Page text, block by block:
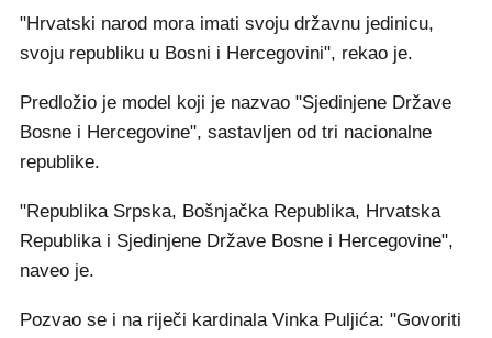
"Hrvatski narod mora imati svoju državnu jedinicu,
svoju republiku u Bosni i Hercegovini", rekao je.
Predložio je model koji je nazvao "Sjedinjene Države
Bosne i Hercegovine", sastavljen od tri nacionalne
republike.
"Republika Srpska, Bošnjačka Republika, Hrvatska
Republika i Sjedinjene Države Bosne i Hercegovine",
naveo je.
Pozvao se i na riječi kardinala Vinka Puljića: "Govoriti